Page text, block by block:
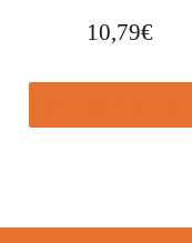
10,79€